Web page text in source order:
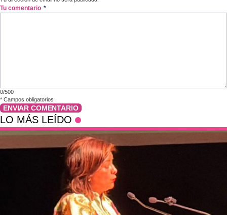
Tu comentario *
0/500
* Campos obligatorios
ENVIAR COMENTARIO
LO MÁS LEÍDO